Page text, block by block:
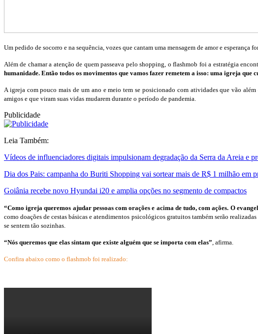
Um pedido de socorro e na sequência, vozes que cantam uma mensagem de amor e esperança
Além de chamar a atenção de quem passeava pelo shopping, o flashmob foi a estratégia
humanidade. Então todos os movimentos que vamos fazer remetem a isso: uma igreja que
A igreja com pouco mais de um ano e meio tem se posicionado com atividades que vão
amigos e que viram suas vidas mudarem durante o período de pandemia.
Publicidade
Leia Também:
Vídeos de influenciadores digitais impulsionam degradação da Serra da Areia e
Dia dos Pais: campanha do Buriti Shopping vai sortear mais de R$ 1 milhão em
Goiânia recebe novo Hyundai i20 e amplia opções no segmento de compactos
“Como igreja queremos ajudar pessoas com orações e acima de tudo, com ações. O
como doações de cestas básicas e atendimentos psicológicos gratuitos também serão
se sentem tão sozinhas.
“Nós queremos que elas sintam que existe alguém que se importa com elas”, afirma.
Confira abaixo como o flashmob foi realizado: